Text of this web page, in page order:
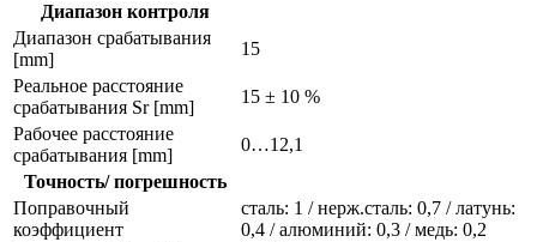
Диапазон контроля
Диапазон срабатывания
[mm]
15
Реальное расстояние
срабатывания Sr [mm]
15 ± 10 %
Рабочее расстояние
срабатывания [mm]
0…12,1
Точность/ погрешность
Поправочный
коэффициент
сталь: 1 / нерж.сталь: 0,7 / латунь:
0,4 / алюминий: 0,3 / медь: 0,2